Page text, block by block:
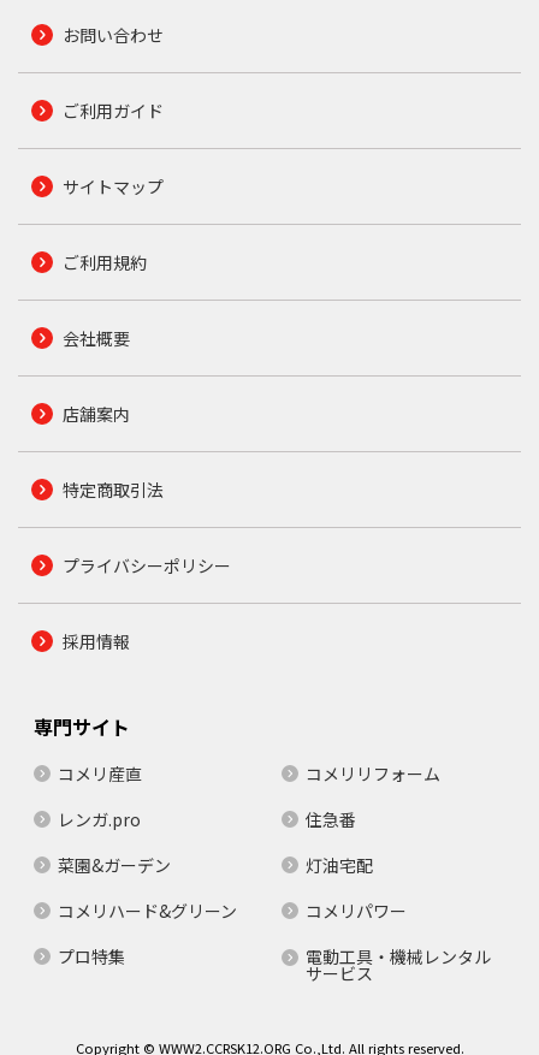
お問い合わせ
ご利用ガイド
サイトマップ
ご利用規約
会社概要
店舗案内
特定商取引法
プライバシーポリシー
採用情報
専門サイト
コメリ産直
コメリリフォーム
レンガ.pro
住急番
菜園&ガーデン
灯油宅配
コメリハード&グリーン
コメリパワー
プロ特集
電動工具・機械レンタル
サービス
Copyright © WWW2.CCRSK12.ORG Co.,Ltd. All rights reserved.